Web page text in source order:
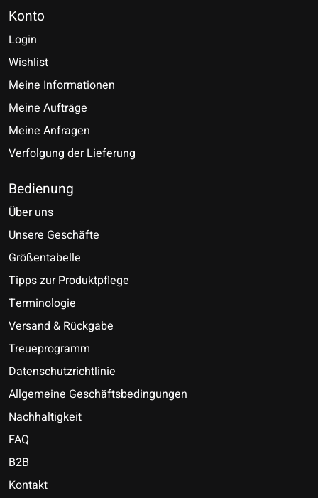
Konto
Login
Wishlist
Meine Informationen
Meine Aufträge
Meine Anfragen
Verfolgung der Lieferung
Bedienung
Über uns
Unsere Geschäfte
Größentabelle
Tipps zur Produktpflege
Terminologie
Versand & Rückgabe
Treueprogramm
Datenschutzrichtlinie
Allgemeine Geschäftsbedingungen
Nachhaltigkeit
FAQ
B2B
Kontakt